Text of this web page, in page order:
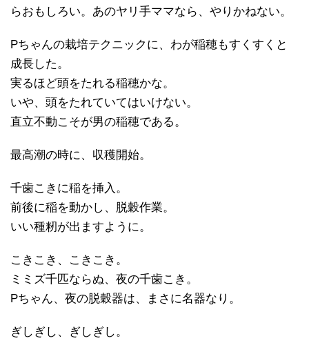
らおもしろい。あのヤリ手ママなら、やりかねない。
Pちゃんの栽培テクニックに、わが稲穂もすくすくと
成長した。
実るほど頭をたれる稲穂かな。
いや、頭をたれていてはいけない。
直立不動こそが男の稲穂である。
最高潮の時に、収穫開始。
千歯こきに稲を挿入。
前後に稲を動かし、脱穀作業。
いい種籾が出ますように。
こきこき、こきこき。
ミミズ千匹ならぬ、夜の千歯こき。
Pちゃん、夜の脱穀器は、まさに名器なり。
ぎしぎし、ぎしぎし。